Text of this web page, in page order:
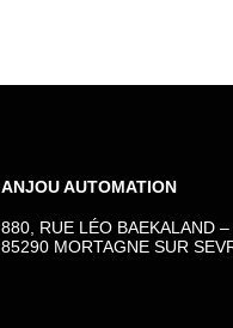
ANJOU AUTOMATION
880, RUE LÉO BAEKALAND –
85290 MORTAGNE SUR